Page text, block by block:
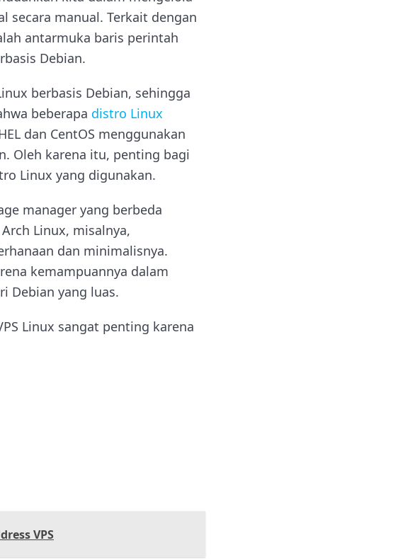
secara manual. Terkait dengan
antarmuka baris perintah
Debian.
berbasis Debian, sehingga
beberapa distro Linux
dan CentOS menggunakan
Oleh karena itu, penting bagi
Linux yang digunakan.
manager yang berbeda
Linux, misalnya,
dan minimalisnya.
kemampuannya dalam
Debian yang luas.
Linux sangat penting karena
VPS